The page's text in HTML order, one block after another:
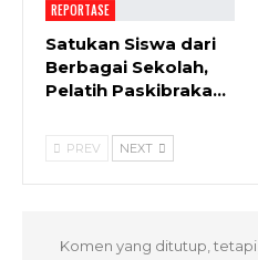
REPORTASE
Satukan Siswa dari
Berbagai Sekolah,
Pelatih Paskibraka…
PREV NEXT
Komen yang ditutup, tetapi